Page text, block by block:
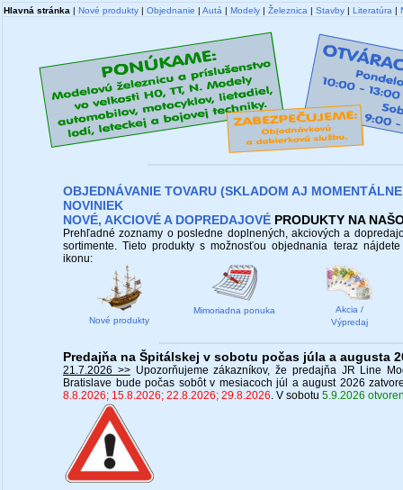
Hlavná stránka | Nové produkty | Objednanie | Autá | Modely | Železnica | Stavby | Literatúra |
OBJEDNÁVANIE TOVARU (SKLADOM AJ
NOVINIEK
NOVÉ, AKCIOVÉA DOPREDAJOVÉ PRODUKTY NA
Prehľadné zoznamy o posledne doplnených, akciových a
sortimente. Tieto produkty s možnosťou objednania teraz
ikonu:
Nové produkty
Mimoriadna ponuka
Akcia /
Výpredaj
Predajňa na Špitálskej v sobotu počas júla a augusta
21.7.2026 >>Upozorňujeme zákazníkov, že predajňa JR Line
Bratislave bude počas sobôt v mesiacoch júl a august 2026
8.8.2026; 15.8.2026; 22.8.2026; 29.8.2026. V sobotu 5.9.2026